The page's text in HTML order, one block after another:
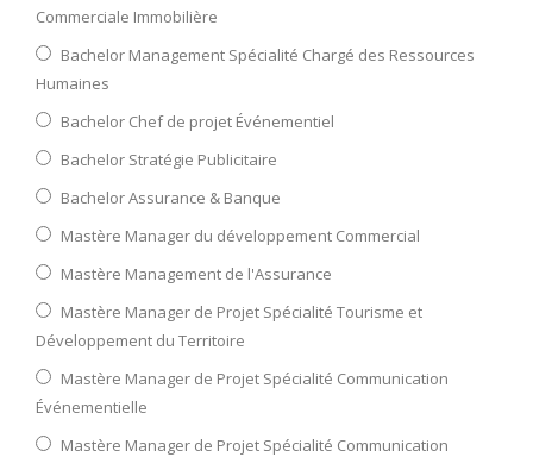
Commerciale Immobilière
Bachelor Management Spécialité Chargé des Ressources
Humaines
Bachelor Chef de projet Événementiel
Bachelor Stratégie Publicitaire
Bachelor Assurance & Banque
Mastère Manager du développement Commercial
Mastère Management de l'Assurance
Mastère Manager de Projet Spécialité Tourisme et
Développement du Territoire
Mastère Manager de Projet Spécialité Communication
Événementielle
Mastère Manager de Projet Spécialité Communication